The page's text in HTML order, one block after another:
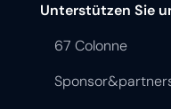
Unterstützen Sie
67 Colonne